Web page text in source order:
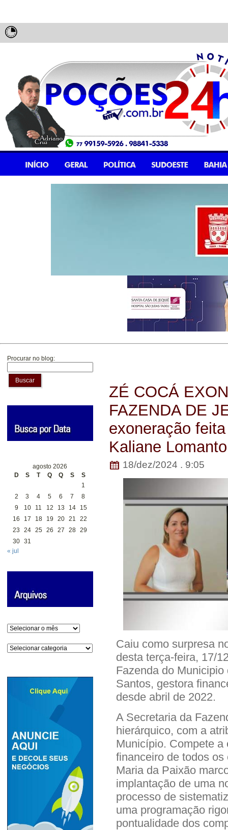
Procurar no blog:
Buscar
agosto 2026
D
S T Q Q S
S
1
2
3 4 5 6 7
8
9
10 11 12 13 14
15
16
17 18 19 20 21
22
23
24 25 26 27 28 29
30 31
« jul
Arquivos
Categorias
ZÉ COCÁ
FAZENDA DE
exoneração
Kaliane
18/dez/2024 . 9:05
Caiu como surpresa
desta terça-feira, 17/
Fazenda do
Santos, gestora
desde abril de 2022.
A Secretaria da
hierárquico, com a
Município. Compete
financeiro de todos
Maria da Paixão
implantação de uma
processo de
uma programação
pontualidade dos